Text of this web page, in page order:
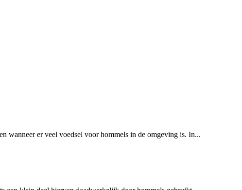
wanneer er veel voedsel voor hommels in de omgeving is. In...